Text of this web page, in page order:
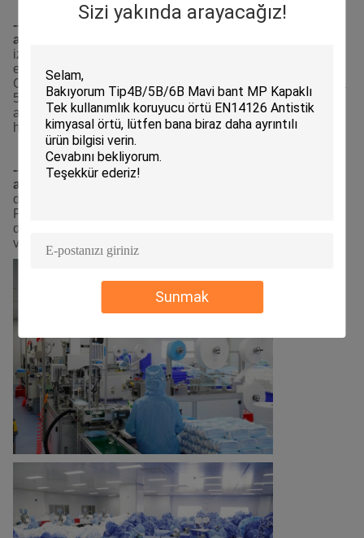
Sizi yakında arayacağız!
Sunmak
--100000 sınıfındaki kıyafetler için temizlik odası
atölyesi
izolasyon elbiseleri, cerrahi elbiseler, laboratuvar
elbiseleri, hasta elbiseleri, tıbbi çarşaflar, PE önlükleri,
CPE elbiseleri, yağmurluklar vb.Gündelik üretim toplamda
50 bin parça civarında.Malzeme seçimi, kesim, dikiş,
aksesuar işleme, kontrol, paketleme depolamaya kadar,
her detay için ciddiyiz.
--100000 sınıfında başlık ve ayakkabı için temiz oda
atölyesi
: tüm türden başlık ve ayakkabılar örneğin
dokunulmamış ayakkabı kapakları ve ayakkabı kapakları,
PE ayakkabı kapakları ve ayakkabı kapakları,
dokunulmamış şapkalar, mafya şapkası, şapkalar
vb.Gündelik üretim toplamda 100 bin parça civarındadır..